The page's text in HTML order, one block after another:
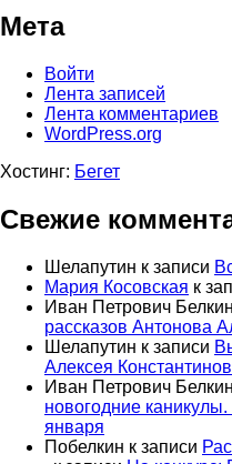
Мета
Войти
Лента записей
Лента комментариев
WordPress.org
Хостинг: Бегет
Свежие
Шелапутин к записи
Мария Косовская к
Иван Петрович Белкин
рассказов Антонова
Шелапутин к записи
Алексея
Иван Петрович Белкин
новогодние
января
Побелкин к записи